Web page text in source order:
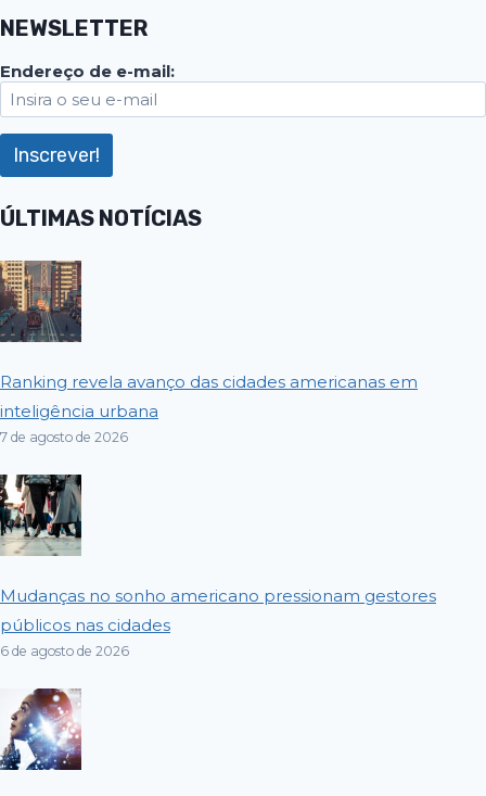
NEWSLETTER
Endereço de e-mail:
ÚLTIMAS NOTÍCIAS
Ranking revela avanço das cidades americanas em
inteligência urbana
7 de agosto de 2026
Mudanças no sonho americano pressionam gestores
públicos nas cidades
6 de agosto de 2026